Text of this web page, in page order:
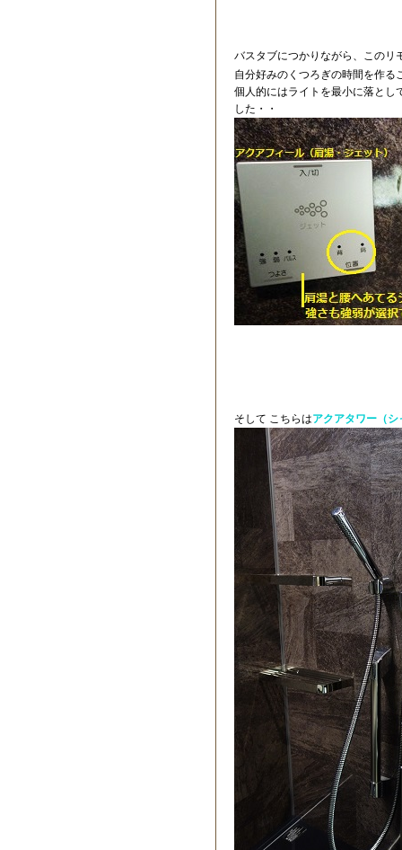
バスタブにつかりながら、このリ
自分好みのくつろぎの時間を作る
個人的にはライトを最小に落とし
した・・
そして こちらはアクアタワー（